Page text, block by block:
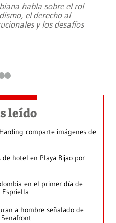
habla sobre el rol
el derecho al
y los desafíos
leído
comparte imágenes de
hotel en Playa Bijao por
en el primer día de
a hombre señalado de